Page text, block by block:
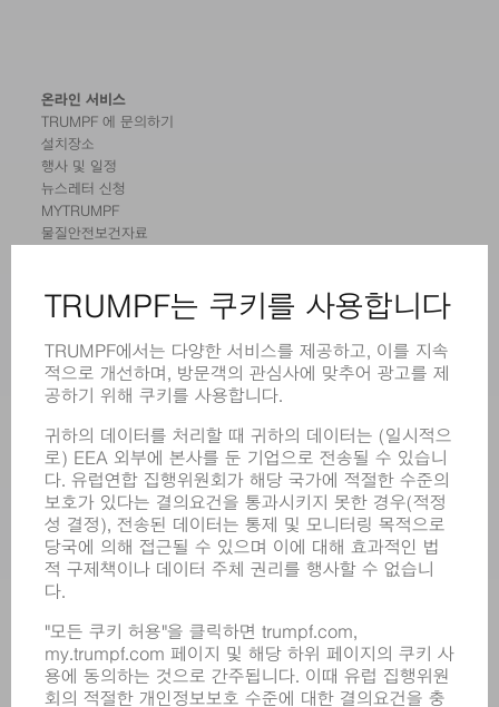
온라인 서비스
TRUMPF 에 문의하기
설치장소
행사 및 일정
뉴스레터 신청
MYTRUMPF
물질안전보건자료
레이저
전력 시스템
전동 툴
SMART FACTORY
소프트웨어
어플리케이션
부문
기업
경력
모집
기업 프로필
이사회
영업 보고서
규정 준수
내부고발자 시스템
보안
보도 자료